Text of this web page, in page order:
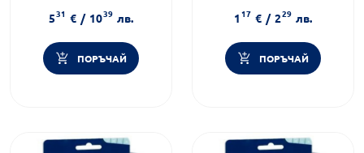
531 € / 1039 лв.
ПОРЪЧАЙ
117 € / 229 лв.
ПОРЪЧАЙ